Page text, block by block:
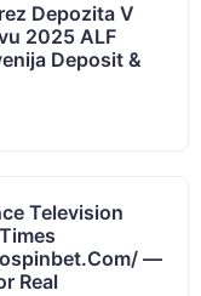
Depozita V
2025 ALF
Deposit &
Television
—
Real